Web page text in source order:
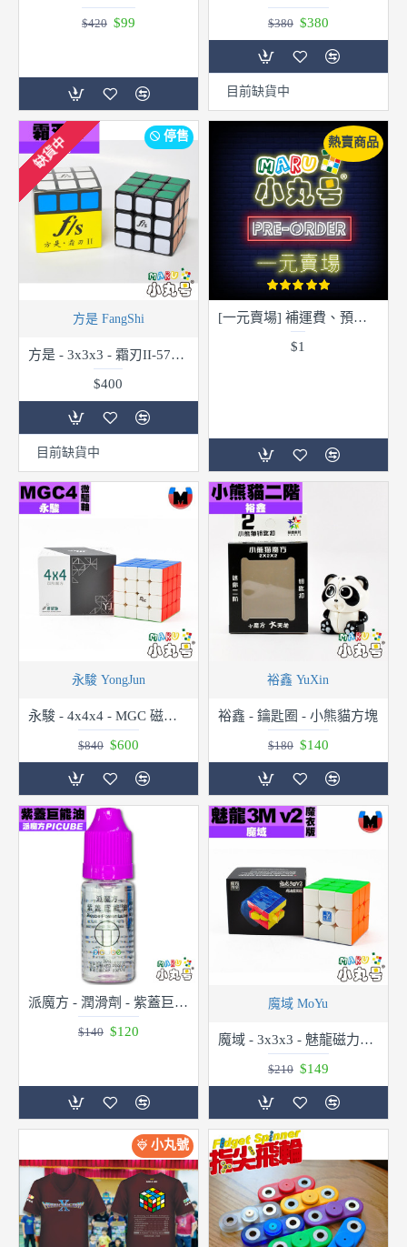
$99
$420
$380
$380
目前缺貨中
停售
缺貨中
方是 FangShi
方是 - 3x3x3 - 霜刃II-57mm
$400
目前缺貨中
熱賣商品
[一元賣場] 補運費、預購、團購、個案專用賣場 請於備註欄填寫完整內容
$1
永駿 YongJun
永駿 - 4x4x4 - MGC 磁力四階 微驅軸
$600
$840
裕鑫 YuXin
裕鑫 - 鑰匙圈 - 小熊貓方塊
$140
$180
派魔方 - 潤滑劑 - 紫蓋巨能油 10ml
$120
$140
魔域 MoYu
魔域 - 3x3x3 - 魅龍磁力三階 3M v2 魔衣版
$149
$210
小丸號